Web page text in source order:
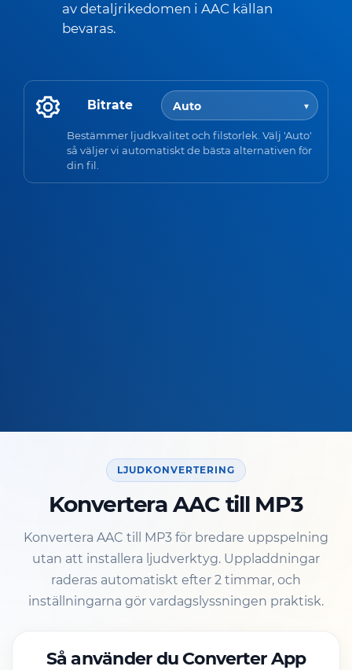
av detaljrikedomen i AAC källan
bevaras.
Bitrate
Bestämmer ljudkvalitet och filstorlek. Välj 'Auto'
så väljer vi automatiskt de bästa alternativen för
din fil.
LJUDKONVERTERING
Konvertera AAC till MP3
Konvertera AAC till MP3 för bredare uppspelning
utan att installera ljudverktyg. Uppladdningar
raderas automatiskt efter 2 timmar, och
inställningarna gör vardagslyssningen praktisk.
Så använder du Converter App